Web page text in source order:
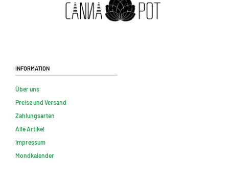
Information
Über uns
Preise und Versand
Zahlungsarten
Alle Artikel
Impressum
Mondkalender